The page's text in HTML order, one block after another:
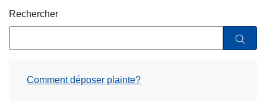
Rechercher
Comment déposer plainte?